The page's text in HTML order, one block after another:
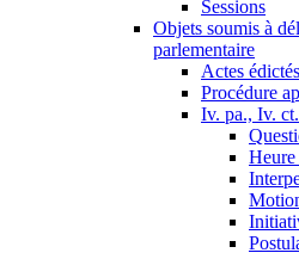
Sessions
Objets soumis à
parlementaire
Actes
Procédure
Iv. pa., Iv.
Heure